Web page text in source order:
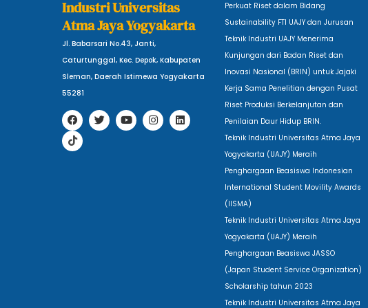
Industri Universitas
Atma Jaya Yogyakarta
Jl. Babarsari No.43, Janti,
Caturtunggal, Kec. Depok, Kabupaten
Sleman, Daerah Istimewa Yogyakarta
55281
F
a
c
e
b
T
w
i
Y
o
u
I
n
s
L
i
n
T
i
k
t
o
Perkuat Riset dalam Bidang
Sustainability FTI UAJY dan Jurusan
Teknik Industri UAJY Menerima
Kunjungan dari Badan Riset dan
Inovasi Nasional (BRIN) untuk Jajaki
Kerja Sama Penelitian dengan Pusat
Riset Produksi Berkelanjutan dan
Penilaian Daur Hidup BRIN.
Teknik Industri Universitas Atma Jaya
Yogyakarta (UAJY) Meraih
Penghargaan Beasiswa Indonesian
International Student Movility Awards
(IISMA)
Teknik Industri Universitas Atma Jaya
Yogyakarta (UAJY) Meraih
Penghargaan Beasiswa JASSO
(Japan Student Service Organization)
Scholarship tahun 2023
Teknik Industri Universitas Atma Jaya